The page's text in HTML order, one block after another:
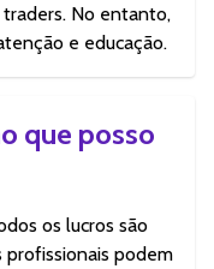
No entanto,
e educação.
que posso
os lucros são
profissionais podem